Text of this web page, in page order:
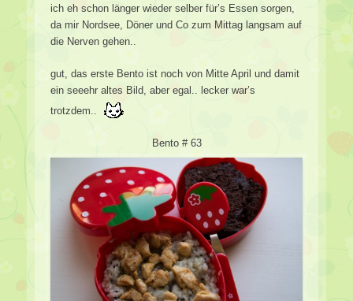
ich eh schon länger wieder selber für’s Essen sorgen,
da mir Nordsee, Döner und Co zum Mittag langsam auf
die Nerven gehen..
gut, das erste Bento ist noch von Mitte April und damit
ein seeehr altes Bild, aber egal.. lecker war’s
trotzdem..
Bento # 63